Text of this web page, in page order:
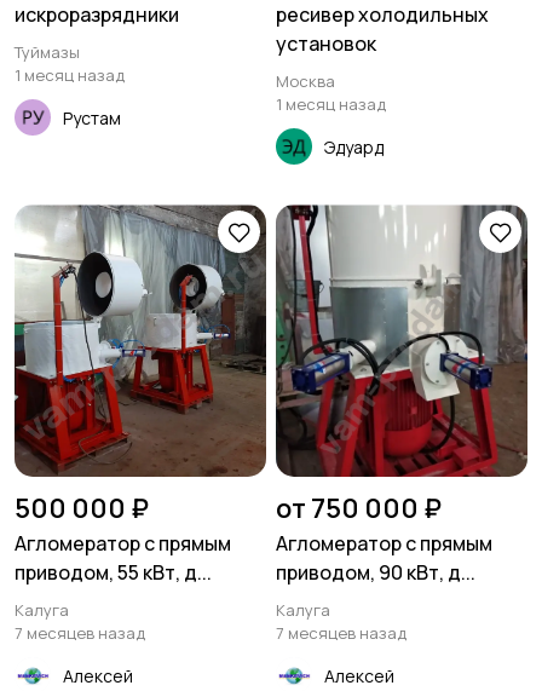
искроразрядники
Туймазы
1 месяц назад
Рустам
ресивер холодильных
установок
Москва
1 месяц назад
Эдуард
500 000 ₽
Агломератор с прямым
приводом, 55 кВт, д...
Калуга
7 месяцев назад
Алексей
от 750 000 ₽
Агломератор с прямым
приводом, 90 кВт, д...
Калуга
7 месяцев назад
Алексей